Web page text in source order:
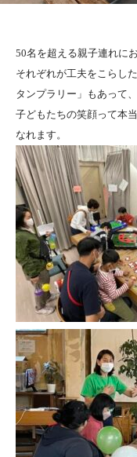
50名を超える親子連れに
それぞれが工夫をこらし
タンプラリー」もあって
子どもたちの笑顔って本
なれます。